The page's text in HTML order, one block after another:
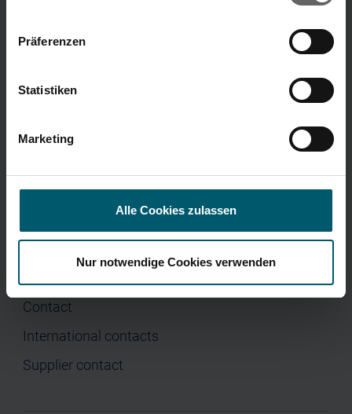
Präferenzen
Statistiken
Marketing
Alle Cookies zulassen
Nur notwendige Cookies verwenden
Home
Contact
International contacts
Supplier contact